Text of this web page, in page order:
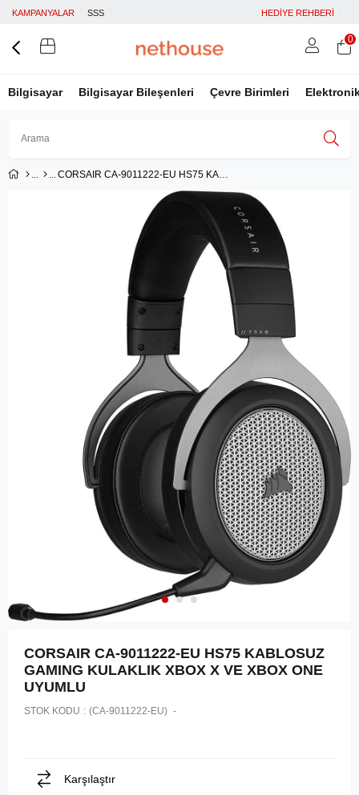
KAMPANYALAR SSS HEDİYE REHBERİ
Bilgisayar Bilgisayar Bileşenleri Çevre Birimleri
Google İle Bağlan
0
CORSAIR CA-9011222-EU HS75 KABLOSUZ GAMING KULAKLIK XBOX X VE XBOX ONE UYUMLU
CORSAIR CA-9011222-EU HS75 KABLOSUZ
GAMING KULAKLIK XBOX X VE XBOX ONE
UYUMLU
STOK KODU (CA-9011222-EU)
Karşılaştır